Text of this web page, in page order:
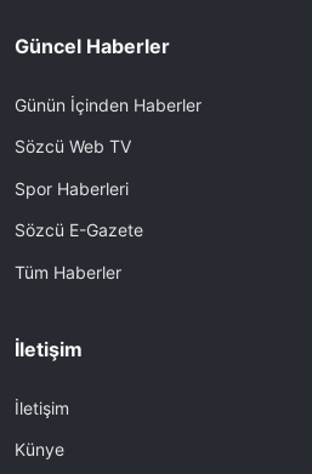
Güncel Haberler
Günün İçinden Haberler
Sözcü Web TV
Spor Haberleri
Sözcü E-Gazete
Tüm Haberler
İletişim
İletişim
Künye